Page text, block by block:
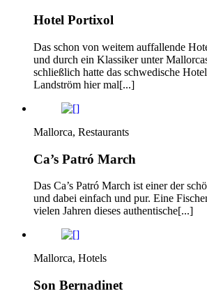
Hotel Portixol
Das schon von weitem auffallende
und durch ein Klassiker unter
schließlich hatte das schwedische
Landström hier mal[...]
Mallorca, Restaurants
Ca’s Patró March
Das Ca’s Patró March ist einer der
und dabei einfach und pur. Eine
vielen Jahren dieses authentische[...]
Mallorca, Hotels
Son Bernadinet